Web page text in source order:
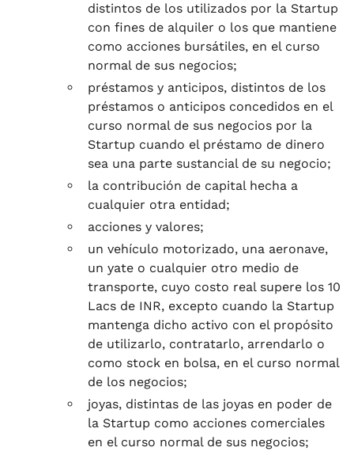
distintos de los utilizados por la Startup
con fines de alquiler o los que mantiene
como acciones bursátiles, en el curso
normal de sus negocios;
préstamos y anticipos, distintos de los
préstamos o anticipos concedidos en el
curso normal de sus negocios por la
Startup cuando el préstamo de dinero
sea una parte sustancial de su negocio;
la contribución de capital hecha a
cualquier otra entidad;
acciones y valores;
un vehículo motorizado, una aeronave,
un yate o cualquier otro medio de
transporte, cuyo costo real supere los 10
Lacs de INR, excepto cuando la Startup
mantenga dicho activo con el propósito
de utilizarlo, contratarlo, arrendarlo o
como stock en bolsa, en el curso normal
de los negocios;
joyas, distintas de las joyas en poder de
la Startup como acciones comerciales
en el curso normal de sus negocios;